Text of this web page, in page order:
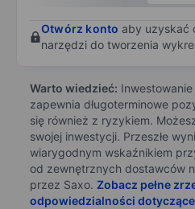
Otwórz konto aby uzyskać
narzędzi do tworzenia
Warto wiedzieć:
zapewnia długoterminowe
się również z ryzykiem.
swojej inwestycji. Przeszłe
wiarygodnym wskaźnikiem
od zewnętrznych dostawców
przez Saxo. Zobacz pełne
odpowiedzialności